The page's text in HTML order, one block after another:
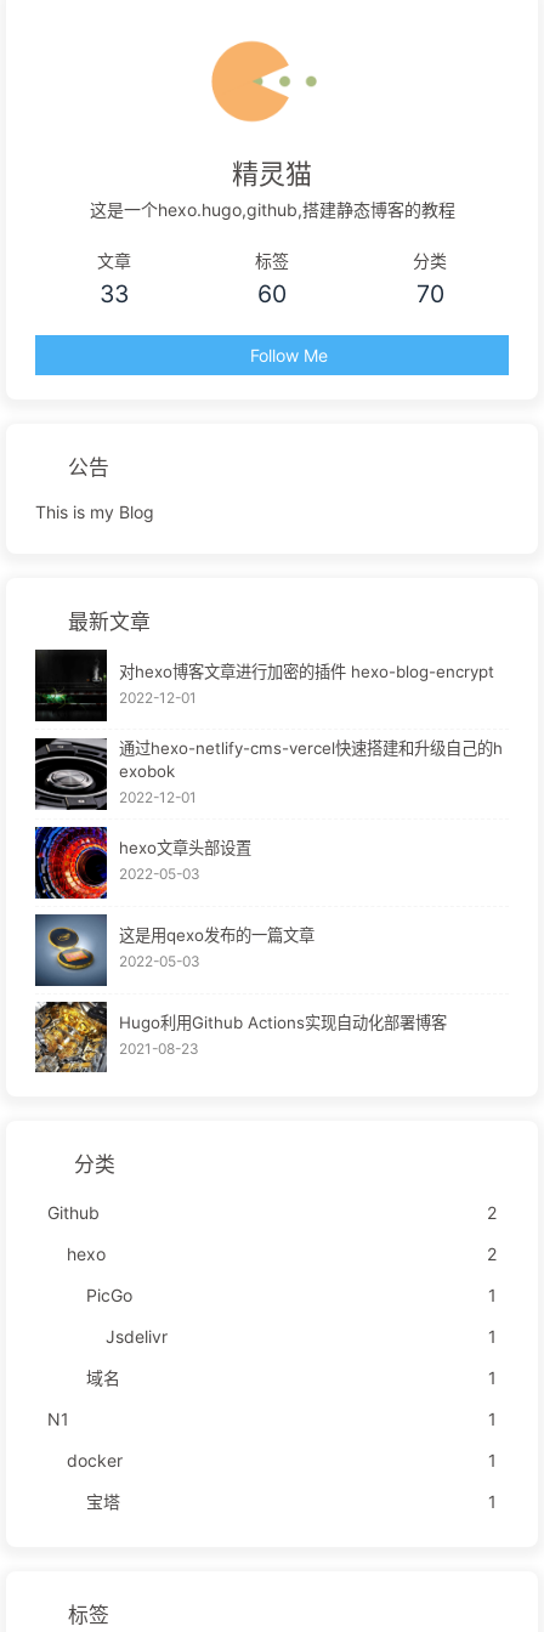
精灵猫
这是一个hexo.hugo,github,搭建静态博客的教程
文章
33
标签
60
分类
70
Follow Me
公告
This is my Blog
最新文章
对hexo博客文章进行加密的插件 hexo-blog-encrypt
2022-12-01
通过hexo-netlify-cms-vercel快速搭建和升级自己的h
exobok
2022-12-01
hexo文章头部设置
2022-05-03
这是用qexo发布的一篇文章
2022-05-03
Hugo利用Github Actions实现自动化部署博客
2021-08-23
分类
Github
2
hexo
2
PicGo
1
Jsdelivr
1
域名
1
N1
1
docker
1
宝塔
1
标签